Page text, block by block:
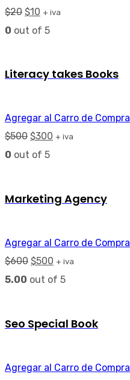
$20 $10 + iva
0 out of 5
Literacy takes Books
Agregar al Carro de Compra
$500 $300 + iva
0 out of 5
Marketing Agency
Agregar al Carro de Compra
$600 $500 + iva
5.00 out of 5
Seo Special Book
Agregar al Carro de Compra